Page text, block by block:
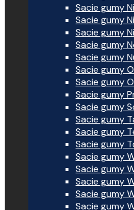
Sacie gumy
Sacie gumy
Sacie gumy
Sacie gumy
Sacie gumy
Sacie gumy
Sacie gumy
Sacie gumy
Sacie gumy
Sacie gumy
Sacie gumy
Sacie gumy
Sacie gumy
Sacie gumy
Sacie gumy
Sacie gumy
Sacie gumy